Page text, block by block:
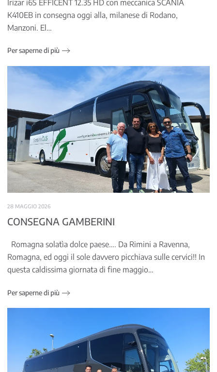
Irizar i6S EFFICENT 12.35 HD con meccanica SCANIA
K410EB in consegna oggi alla, milanese di Rodano,
Manzoni. El…
Per saperne di più
28 MAGGIO 2026
CONSEGNA GAMBERINI
Romagna solatìa dolce paese…. Da Rimini a Ravenna,
Romagna, ed oggi il sole davvero picchiava sulle cervici!! In
questa caldissima giornata di fine maggio…
Per saperne di più